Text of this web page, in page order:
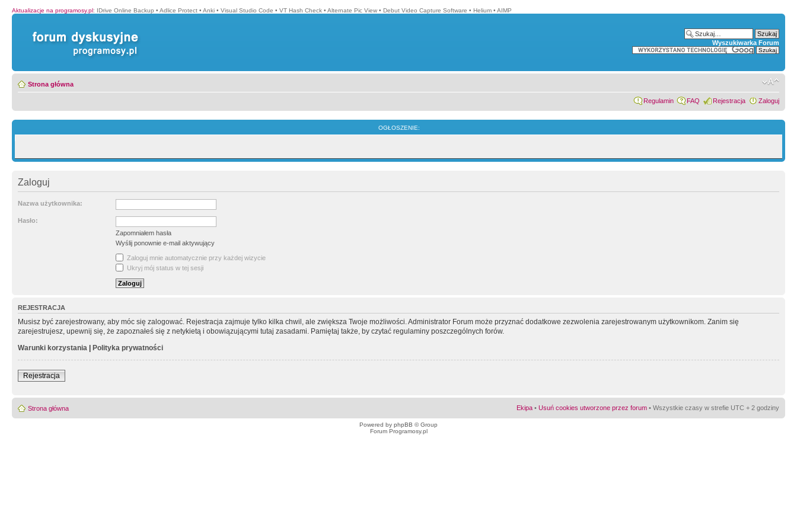
Aktualizacje na programosy.pl: IDrive Online Backup • Adlice Protect • Anki • Visual Studio Code • VT Hash Check • Alternate Pic View • Debut Video Capture Software • Helium • AIMP
Wyszukiwarka Forum
Strona główna
Regulamin FAQ Rejestracja Zaloguj
OGŁOSZENIE:
Zaloguj
Nazwa użytkownika:
Hasło:
Zapomniałem hasła
Wyślij ponownie e-mail aktywujący
Zaloguj mnie automatycznie przy każdej wizycie
Ukryj mój status w tej sesji
REJESTRACJA
Musisz być zarejestrowany, aby móc się zalogować. Rejestracja zajmuje tylko kilka chwil, ale zwiększa Twoje możliwości. Administrator Forum może przyznać dodatkowe zezwolenia zarejestrowanym użytkownikom. Zanim się
zarejestrujesz, upewnij się, że zapoznałeś się z netykietą i obowiązującymi tutaj zasadami. Pamiętaj także, by czytać regulaminy poszczególnych forów.
Warunki korzystania | Polityka prywatności
Rejestracja
Strona główna Ekipa • Usuń cookies utworzone przez forum • Wszystkie czasy w strefie UTC + 2 godziny
Powered by phpBB © Group
Forum Programosy.pl